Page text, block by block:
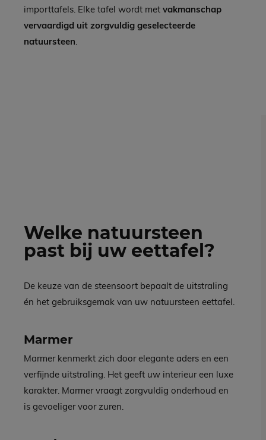
importtafels. Elke tafel wordt metvakmanschap
vervaardigd uit zorgvuldig geselecteerde
natuursteen.
Welke natuursteen
past bij uw eettafel?
De keuze van de steensoort bepaalt de uitstraling
én het gebruiksgemak van uw natuursteen eettafel.
Marmer
Marmer kenmerkt zich door elegante aders en een
verfijnde uitstraling. Het geeft uw interieur een luxe
karakter. Marmer vraagt zorgvuldig onderhoud en
is gevoeliger voor zuren.